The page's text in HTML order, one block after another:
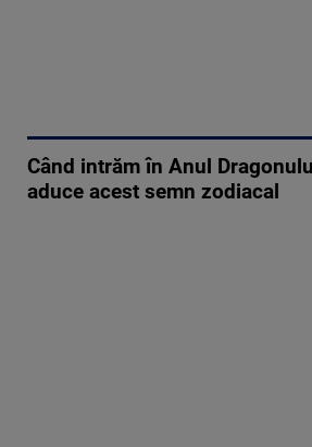
Când intrăm în Anul
aduce acest semn zodiacal